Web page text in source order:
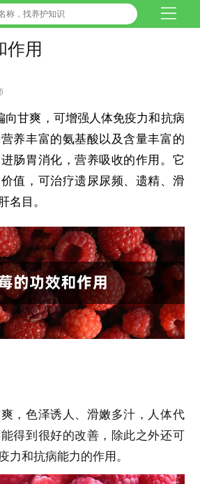
作用
向甘爽，可增强人体免疫力和抗病
养丰富的氨基酸以及含量丰富的
肠胃消化，营养吸收的作用。它
值，可治疗遗尿尿频、遗精、滑
名目。
，色泽诱人、滑嫩多汁，人体代
得到很好的改善，除此之外还可
力和抗病能力的作用。